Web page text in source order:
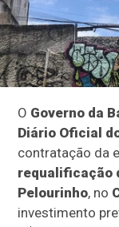
O Governo da
Diário Oficial
contratação da
requalificação
Pelourinho, no
investimento